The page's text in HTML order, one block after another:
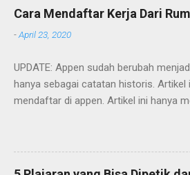
Cara Mendaftar Kerja Dari
-April 23, 2020
UPDATE: Appen sudah berubah
hanya sebagai catatan historis.
mendaftar di appen. Artikel ini hanya